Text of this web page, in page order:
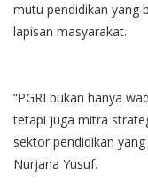
mutu pendidikan yang
lapisan masyarakat.
“PGRI bukan hanya
tetapi juga mitra
sektor pendidikan
Nurjana Yusuf.